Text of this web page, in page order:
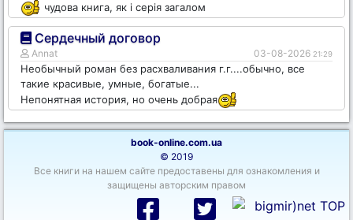
чудова книга, як і серія загалом
Сердечный договор
Annat 03-08-2026 21:29
Необычный роман без расхваливания г.г....обычно, все
такие красивые, умные, богатые...
Непонятная история, но очень добрая
book-online.com.ua
© 2019
Все книги на нашем сайте предоставены для ознакомления и
защищены авторским правом